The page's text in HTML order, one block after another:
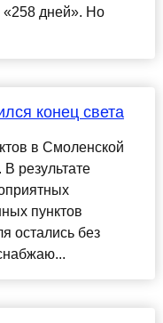
«258 дней». Но
конец света
в Смоленской
В результате
пунктов
остались без